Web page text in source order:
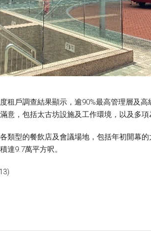
租戶調查結果顯示，逾90%最高管理層及
意，包括太古坊設施及工作環境，以及多項
類型的餐飲店及會議場地，包括年初開幕
達9.7萬平方呎。